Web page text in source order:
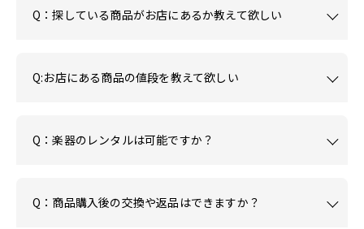
Q：探している商品がお店にあるか教えて欲しい
Q:お店にある商品の値段を教えて欲しい
Q：楽器のレンタルは可能ですか？
Q：商品購入後の交換や返品はできますか？